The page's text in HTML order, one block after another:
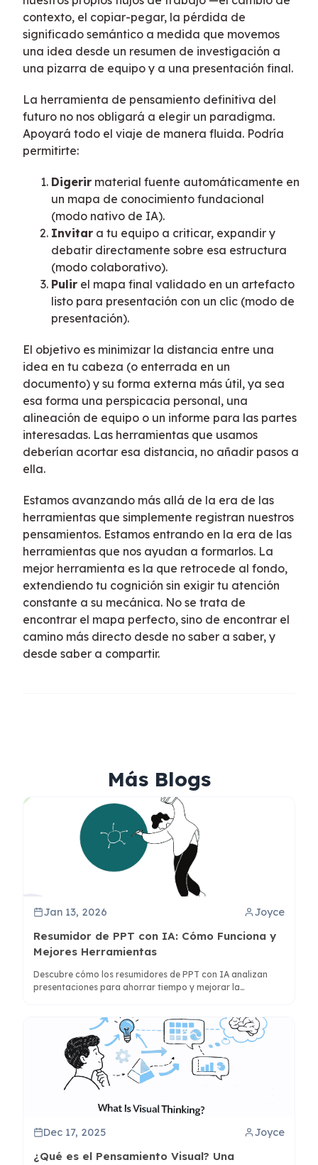
contexto, el copiar-pegar, la pérdida de
significado semántico a medida que movemos
una idea desde un resumen de investigación a
una pizarra de equipo y a una presentación final.
La herramienta de pensamiento definitiva del
futuro no nos obligará a elegir un paradigma.
Apoyará todo el viaje de manera fluida. Podría
permitirte:
Digerir material fuente automáticamente en
un mapa de conocimiento fundacional
(modo nativo de IA).
Invitar a tu equipo a criticar, expandir y
debatir directamente sobre esa estructura
(modo colaborativo).
Pulir el mapa final validado en un artefacto
listo para presentación con un clic (modo de
presentación).
El objetivo es minimizar la distancia entre una
idea en tu cabeza (o enterrada en un
documento) y su forma externa más útil, ya sea
esa forma una perspicacia personal, una
alineación de equipo o un informe para las partes
interesadas. Las herramientas que usamos
deberían acortar esa distancia, no añadir pasos a
ella.
Estamos avanzando más allá de la era de las
herramientas que simplemente registran nuestros
pensamientos. Estamos entrando en la era de las
herramientas que nos ayudan a formarlos. La
mejor herramienta es la que retrocede al fondo,
extendiendo tu cognición sin exigir tu atención
constante a su mecánica. No se trata de
encontrar el mapa perfecto, sino de encontrar el
camino más directo desde no saber a saber, y
desde saber a compartir.
Más Blogs
Jan 13, 2026 Joyce
Resumidor de PPT con IA: Cómo Funciona y
Mejores Herramientas
Descubre cómo los resumidores de PPT con IA analizan
presentaciones para ahorrar tiempo y mejorar la
Dec 17, 2025 Joyce
¿Qué es el Pensamiento Visual? Una